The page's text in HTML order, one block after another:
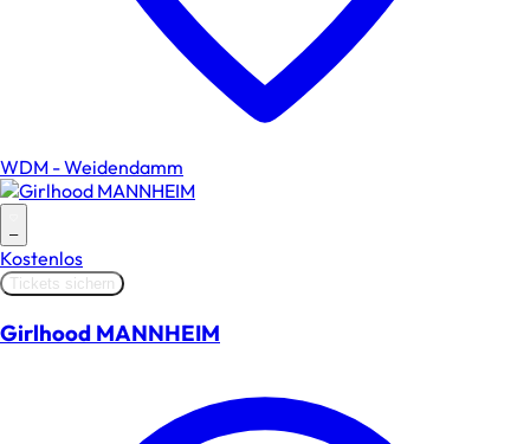
WDM - Weidendamm
–
Kostenlos
Tickets sichern
Girlhood MANNHEIM